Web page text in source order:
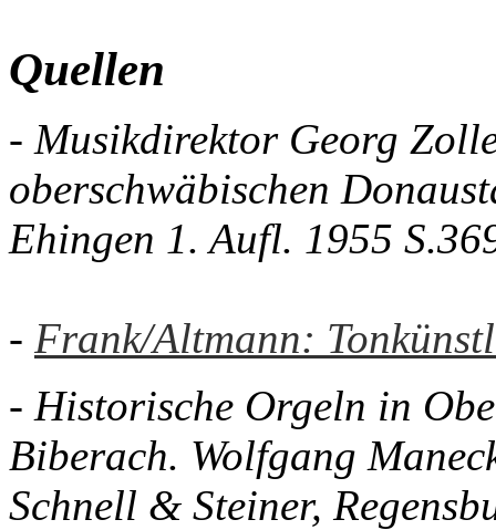
Quellen
- Musikdirektor Georg
oberschwäbischen
Ehingen 1. Aufl. 1955
- Frank/Altmann:
- Historische Orgeln in
Biberach. Wolfgang
Schnell & Steiner,